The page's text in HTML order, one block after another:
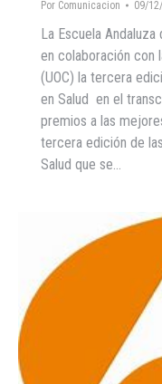
Por Comunicacion 09/
La Escuela
en colaboración con
(UOC) la tercera
en Salud en el
premios a las
tercera edición de
Salud que se…